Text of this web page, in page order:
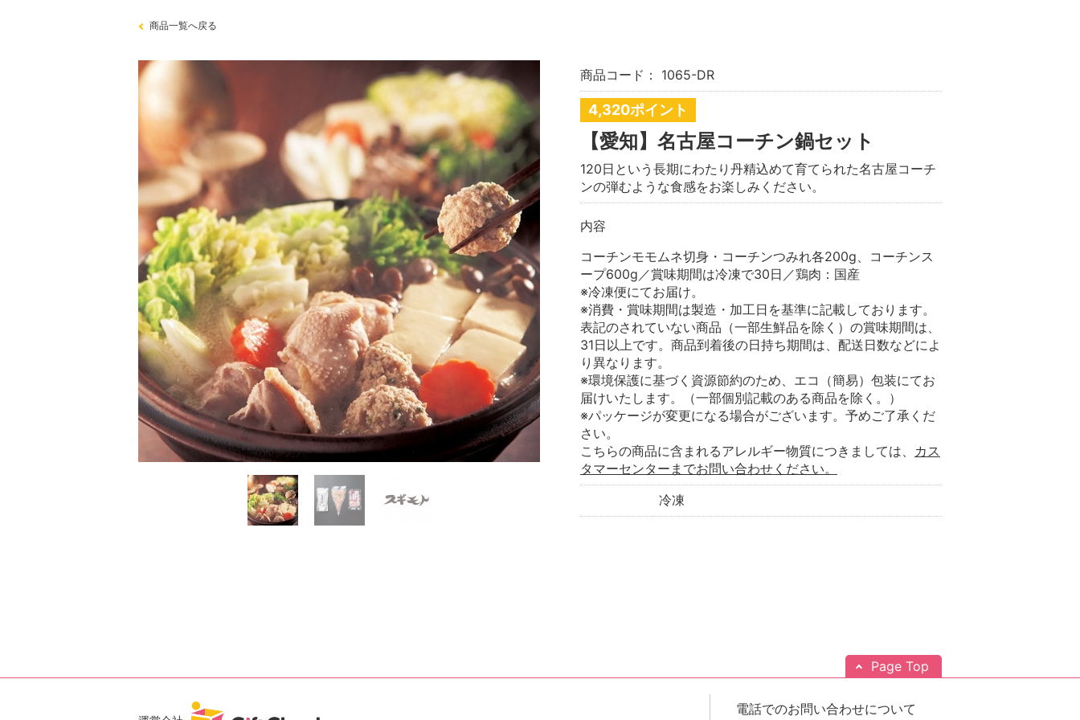
商品一覧へ戻る
商品コード： 1065-DR
4,320ポイント
【愛知】名古屋コーチン鍋セット
120日という長期にわたり丹精込めて育てられた名古屋コーチ
ンの弾むような食感をお楽しみください。
内容
コーチンモモムネ切身・コーチンつみれ各200g、コーチンス
ープ600g／賞味期間は冷凍で30日／鶏肉：国産
※冷凍便にてお届け。
※消費・賞味期間は製造・加工日を基準に記載しております。
表記のされていない商品（一部生鮮品を除く）の賞味期間は、
31日以上です。商品到着後の日持ち期間は、配送日数などによ
り異なります。
※環境保護に基づく資源節約のため、エコ（簡易）包装にてお
届けいたします。（一部個別記載のある商品を除く。）
※パッケージが変更になる場合がございます。予めご了承くだ
さい。
こちらの商品に含まれるアレルギー物質につきましては、 カス
タマーセンターまでお問い合わせください。
冷凍
Page Top
電話でのお問い合わせについて